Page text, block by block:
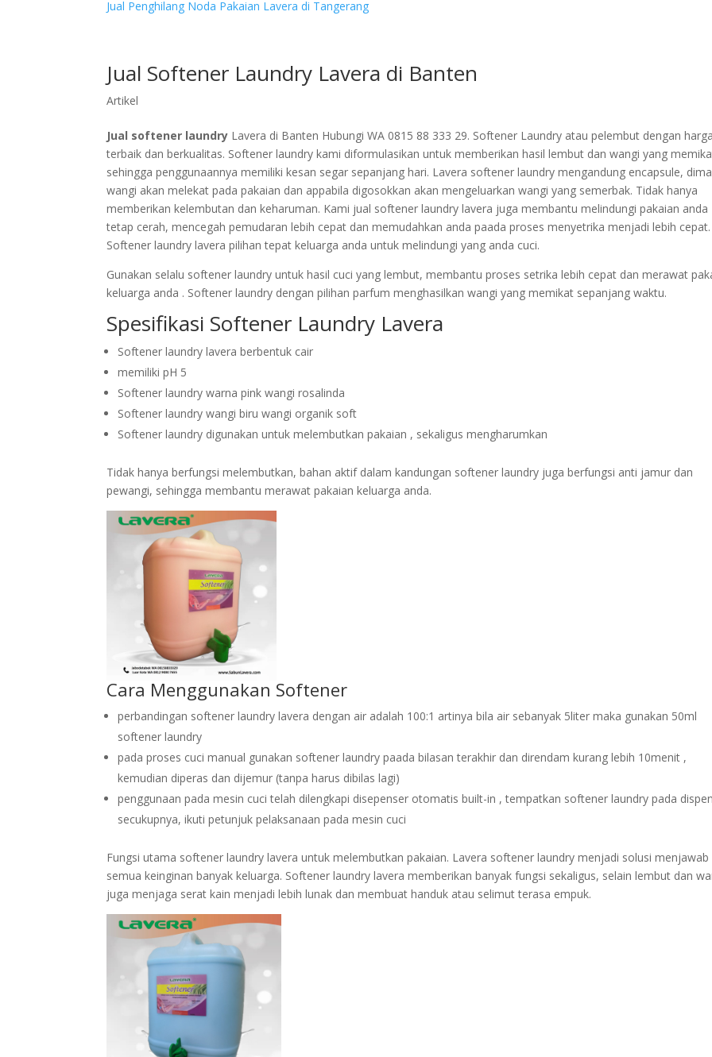
Jual Penghilang Noda Pakaian Lavera di Tangerang
Jual Softener Laundry Lavera di Banten
Artikel
Jual softener laundry Lavera di Banten Hubungi WA 0815 88 333 29. Softener Laundry atau pelembut dengan
terbaik dan berkualitas. Softener laundry kami diformulasikan untuk memberikan hasil lembut dan wangi yang
sehingga penggunaannya memiliki kesan segar sepanjang hari. Lavera softener laundry mengandung encapsule,
wangi akan melekat pada pakaian dan appabila digosokkan akan mengeluarkan wangi yang semerbak. Tidak hanya
memberikan kelembutan dan keharuman. Kami jual softener laundry lavera juga membantu melindungi pakaian anda
tetap cerah, mencegah pemudaran lebih cepat dan memudahkan anda paada proses menyetrika menjadi lebih cepat.
Softener laundry lavera pilihan tepat keluarga anda untuk melindungi yang anda cuci.
Gunakan selalu softener laundry untuk hasil cuci yang lembut, membantu proses setrika lebih cepat dan merawat
keluarga anda . Softener laundry dengan pilihan parfum menghasilkan wangi yang memikat sepanjang waktu.
Spesifikasi Softener Laundry Lavera
Softener laundry lavera berbentuk cair
memiliki pH 5
Softener laundry warna pink wangi rosalinda
Softener laundry wangi biru wangi organik soft
Softener laundry digunakan untuk melembutkan pakaian , sekaligus mengharumkan
Tidak hanya berfungsi melembutkan, bahan aktif dalam kandungan softener laundry juga berfungsi anti jamur dan
pewangi, sehingga membantu merawat pakaian keluarga anda.
Cara Menggunakan Softener
perbandingan softener laundry lavera dengan air adalah 100:1 artinya bila air sebanyak 5liter maka gunakan 50ml
softener laundry
pada proses cuci manual gunakan softener laundry paada bilasan terakhir dan direndam kurang lebih 10menit ,
kemudian diperas dan dijemur (tanpa harus dibilas lagi)
penggunaan pada mesin cuci telah dilengkapi disepenser otomatis built-in , tempatkan softener laundry pada
secukupnya, ikuti petunjuk pelaksanaan pada mesin cuci
Fungsi utama softener laundry lavera untuk melembutkan pakaian. Lavera softener laundry menjadi solusi menjawab
semua keinginan banyak keluarga. Softener laundry lavera memberikan banyak fungsi sekaligus, selain lembut dan
juga menjaga serat kain menjadi lebih lunak dan membuat handuk atau selimut terasa empuk.